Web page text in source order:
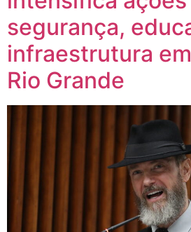
segurança,
infraestrutura
Rio Grande